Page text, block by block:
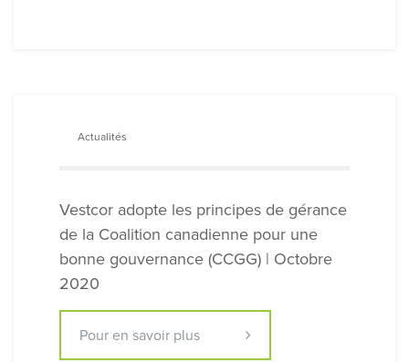
Actualités
Vestcor adopte les principes de gérance
de la Coalition canadienne pour une
bonne gouvernance (CCGG) | Octobre
2020
Pour en savoir plus